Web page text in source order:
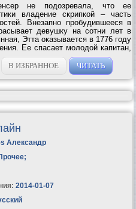
не подозревала, что ее
владение скрипкой – часть
Внезапно пробудившееся в
девушку на сотни лет в
Этта оказывается в 1776 году
Ее спасает молодой капитан,
к загадочному семейству
В ИЗБРАННОЕ ЧИТАТЬ
s Александр
;
2014-01-07